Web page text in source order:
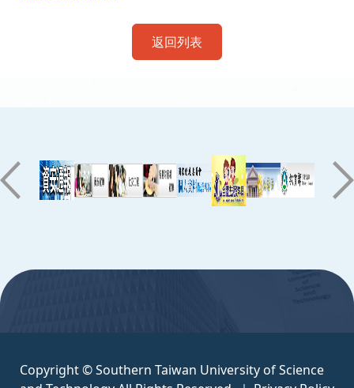
返回列表
Copyright © Southern Taiwan University of Science